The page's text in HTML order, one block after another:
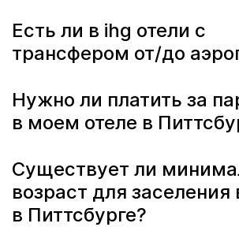
Есть ли в ihg отели с
трансфером от/до
Нужно ли платить за
в моем отеле в
Существует ли
возраст для заселения
в Питтсбурге?